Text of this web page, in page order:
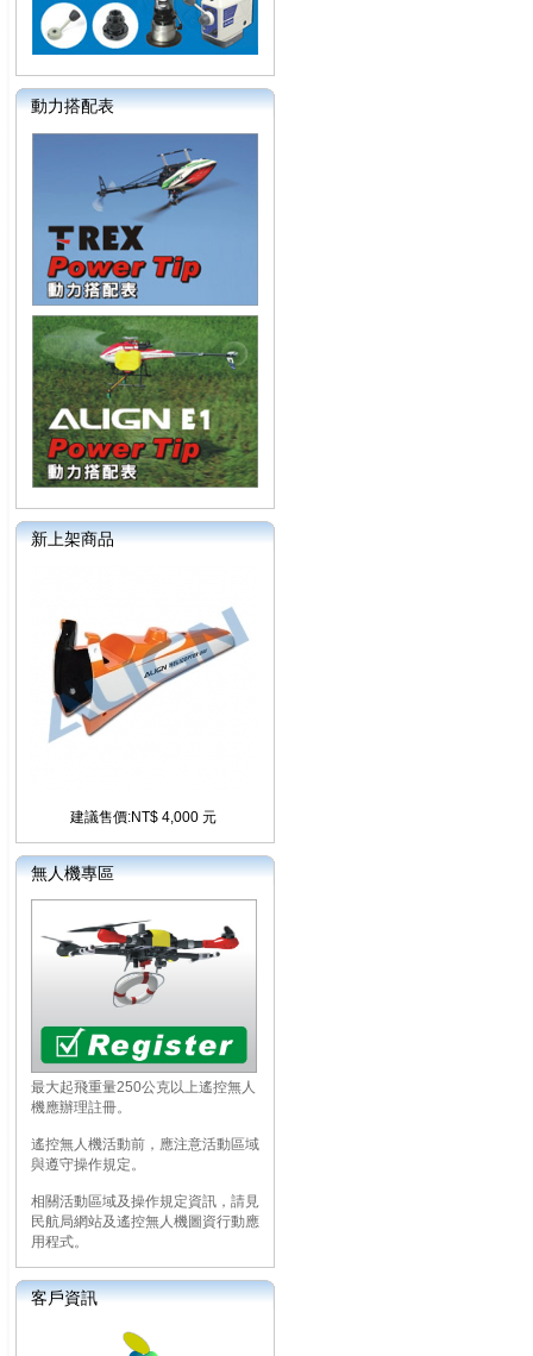
動力搭配表
新上架商品
建議售價:NT$ 4,000 元
無人機專區
最大起飛重量250公克以上遙控無人
機應辦理註冊。
遙控無人機活動前，應注意活動區域
與遵守操作規定。
相關活動區域及操作規定資訊，請見
民航局網站及遙控無人機圖資行動應
用程式。
客戶資訊